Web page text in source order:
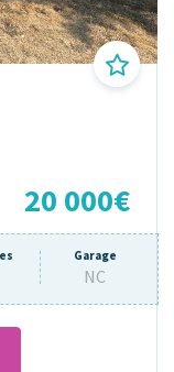
20 000€
Garage
NC